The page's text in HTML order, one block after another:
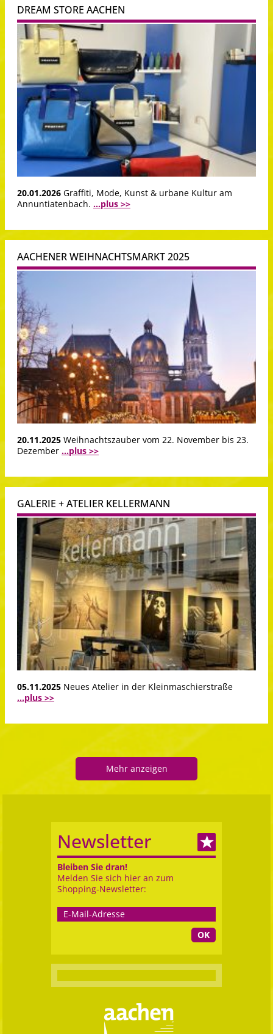
DREAM STORE AACHEN
20.01.2026 Graffiti, Mode, Kunst & urbane Kultur am
Annuntiatenbach. ...plus >>
AACHENER WEIHNACHTSMARKT 2025
20.11.2025 Weihnachtszauber vom 22. November bis 23.
Dezember ...plus >>
GALERIE + ATELIER KELLERMANN
05.11.2025 Neues Atelier in der Kleinmaschierstraße
...plus >>
Mehr anzeigen
Newsletter
Bleiben Sie dran!
Melden Sie sich hier an zum
Shopping-Newsletter:
OK